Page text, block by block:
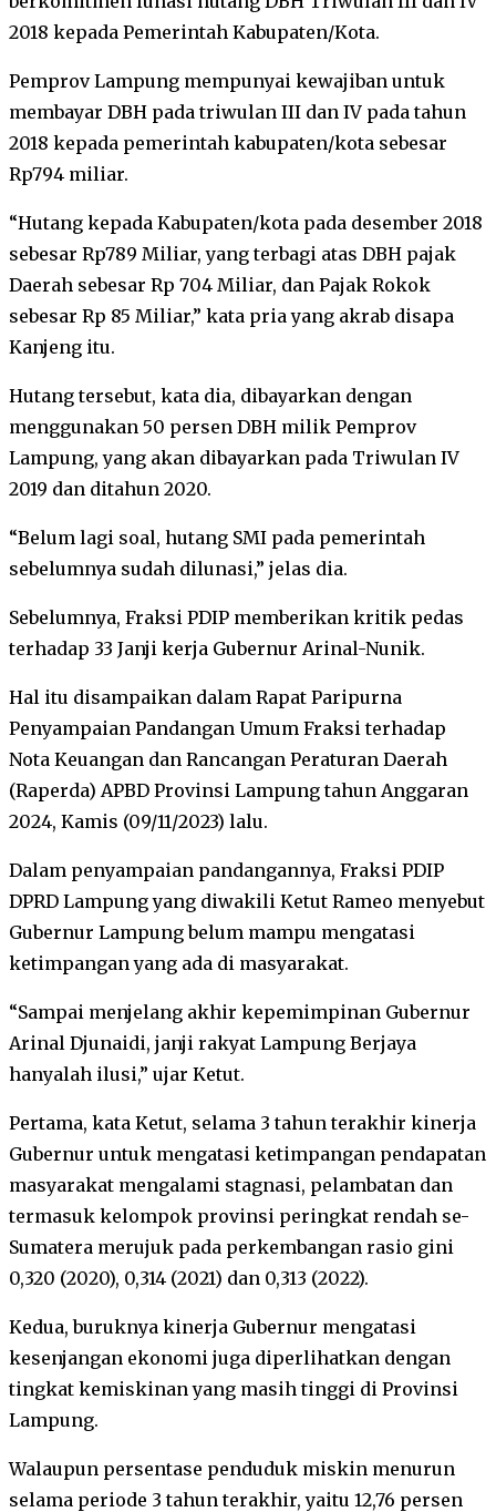
2018 kepada Pemerintah Kabupaten/Kota.
Pemprov Lampung mempunyai kewajiban untuk
membayar DBH pada triwulan III dan IV pada tahun
2018 kepada pemerintah kabupaten/kota sebesar
Rp794 miliar.
“Hutang kepada Kabupaten/kota pada desember 2018
sebesar Rp789 Miliar, yang terbagi atas DBH pajak
Daerah sebesar Rp 704 Miliar, dan Pajak Rokok
sebesar Rp 85 Miliar,” kata pria yang akrab disapa
Kanjeng itu.
Hutang tersebut, kata dia, dibayarkan dengan
menggunakan 50 persen DBH milik Pemprov
Lampung, yang akan dibayarkan pada Triwulan IV
2019 dan ditahun 2020.
“Belum lagi soal, hutang SMI pada pemerintah
sebelumnya sudah dilunasi,” jelas dia.
Sebelumnya, Fraksi PDIP memberikan kritik pedas
terhadap 33 Janji kerja Gubernur Arinal-Nunik.
Hal itu disampaikan dalam Rapat Paripurna
Penyampaian Pandangan Umum Fraksi terhadap
Nota Keuangan dan Rancangan Peraturan Daerah
(Raperda) APBD Provinsi Lampung tahun Anggaran
2024, Kamis (09/11/2023) lalu.
Dalam penyampaian pandangannya, Fraksi PDIP
DPRD Lampung yang diwakili Ketut Rameo menyebut
Gubernur Lampung belum mampu mengatasi
ketimpangan yang ada di masyarakat.
“Sampai menjelang akhir kepemimpinan Gubernur
Arinal Djunaidi, janji rakyat Lampung Berjaya
hanyalah ilusi,” ujar Ketut.
Pertama, kata Ketut, selama 3 tahun terakhir kinerja
Gubernur untuk mengatasi ketimpangan pendapatan
masyarakat mengalami stagnasi, pelambatan dan
termasuk kelompok provinsi peringkat rendah se-
Sumatera merujuk pada perkembangan rasio gini
0,320 (2020), 0,314 (2021) dan 0,313 (2022).
Kedua, buruknya kinerja Gubernur mengatasi
kesenjangan ekonomi juga diperlihatkan dengan
tingkat kemiskinan yang masih tinggi di Provinsi
Lampung.
Walaupun persentase penduduk miskin menurun
selama periode 3 tahun terakhir, yaitu 12,76 persen